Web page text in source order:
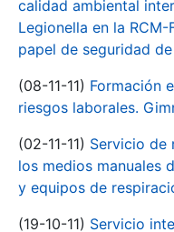
calidad ambiental
Legionella en la
papel de seguridad
(08-11-11) Formación
riesgos laborales.
(02-11-11) Servicio de
los medios manuales
y equipos de
(19-10-11) Servicio